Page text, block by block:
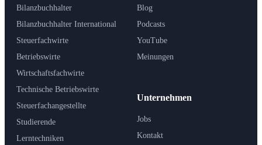
Bilanzbuchhalter
Bilanzbuchhalter International
Steuerfachwirte
Betriebswirte
Wirtschaftsfachwirte
Technische Betriebswirte
Steuerfachangestellte
Studierende
Lerntechniken
Blog
Podcasts
YouTube
Meinungen
Unternehmen
Jobs
Kontakt